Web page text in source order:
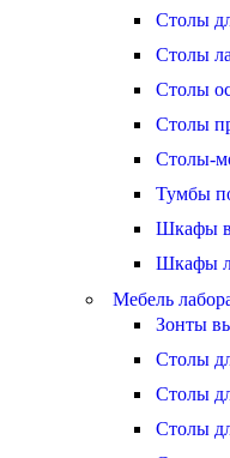
Столы
Столы
Столы
Столы
Столы-
Тумбы
Шкафы
Шкафы
Мебель
Зонты
Столы
Столы
Столы